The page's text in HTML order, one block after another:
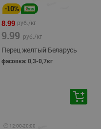
-10%
8.99 руб./кг
9.99 руб./кг
Перец желтый Беларусь
фасовка: 0,3-0,7кг
🕘 12:00-20:00